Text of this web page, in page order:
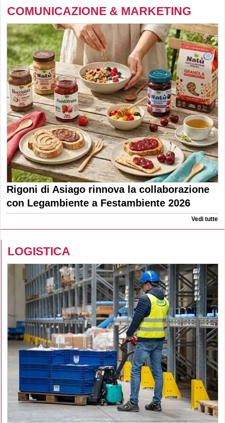
COMUNICAZIONE & MARKETING
Rigoni di Asiago rinnova la collaborazione
con Legambiente a Festambiente 2026
Vedi tutte
LOGISTICA